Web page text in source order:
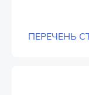
ПЕРЕЧЕНЬ